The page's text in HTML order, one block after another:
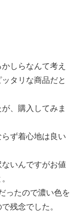
しらなんて考え
タリな商品だと
、購入してみま
ず着心地は良い
いんですがお値
ったので濃い色を
残念でした。